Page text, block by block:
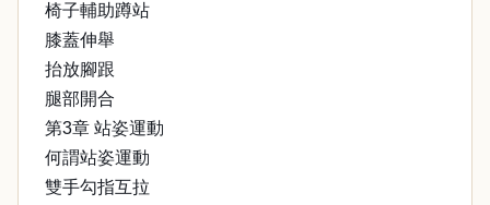
椅子輔助蹲站
膝蓋伸舉
抬放腳跟
腿部開合
第3章 站姿運動
何謂站姿運動
雙手勾指互拉